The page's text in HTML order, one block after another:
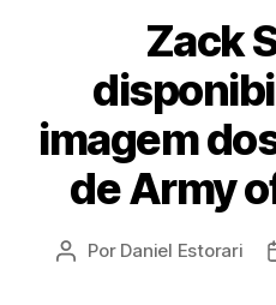
Zack
imagem
de Army
Autor
Por Daniel Estorari